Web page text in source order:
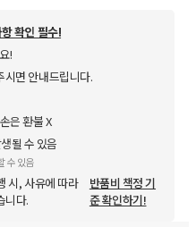
확인 필수!
!
시면 안내드립니다.
은 환불 X
될 수 있음
수 있음
시, 사유에 따라
니다.
반품비 책정 기
준 확인하기!